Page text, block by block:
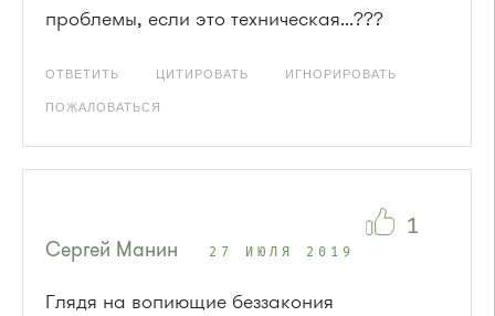
проблемы, если это техническая...???
ОТВЕТИТЬ ЦИТИРОВАТЬ ИГНОРИРОВАТЬ
ПОЖАЛОВАТЬСЯ
Сергей Манин 27 ИЮЛЯ 2019
Глядя на вопиющие беззакония
1